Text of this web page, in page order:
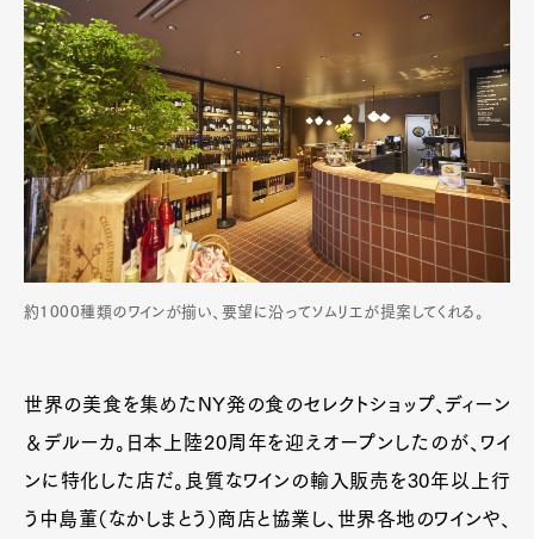
約1000種類のワインが揃い、要望に沿ってソムリエが提案してくれる。
世界の美食を集めたNY発の食のセレクトショップ、ディーン
＆デルーカ。日本上陸20周年を迎えオープンしたのが、ワイ
ンに特化した店だ。良質なワインの輸入販売を30年以上行
う中島董（なかしまとう）商店と協業し、世界各地のワインや、